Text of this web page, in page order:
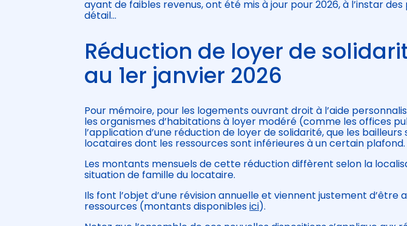
ayant de faibles revenus, ont été mis à jour pour 2026, à l’instar
détail…
Réduction de loyer de
au 1er janvier 2026
Pour mémoire, pour les logements ouvrant droit à l’aide
les organismes d’habitations à loyer modéré (comme les offices
l’application d’une réduction de loyer de solidarité, que les
locataires dont les ressources sont inférieures à un certain plafond.
Les montants mensuels de cette réduction diffèrent selon la
situation de famille du locataire.
Ils font l’objet d’une révision annuelle et viennent justement d’être
ressources (montants disponiblesici).